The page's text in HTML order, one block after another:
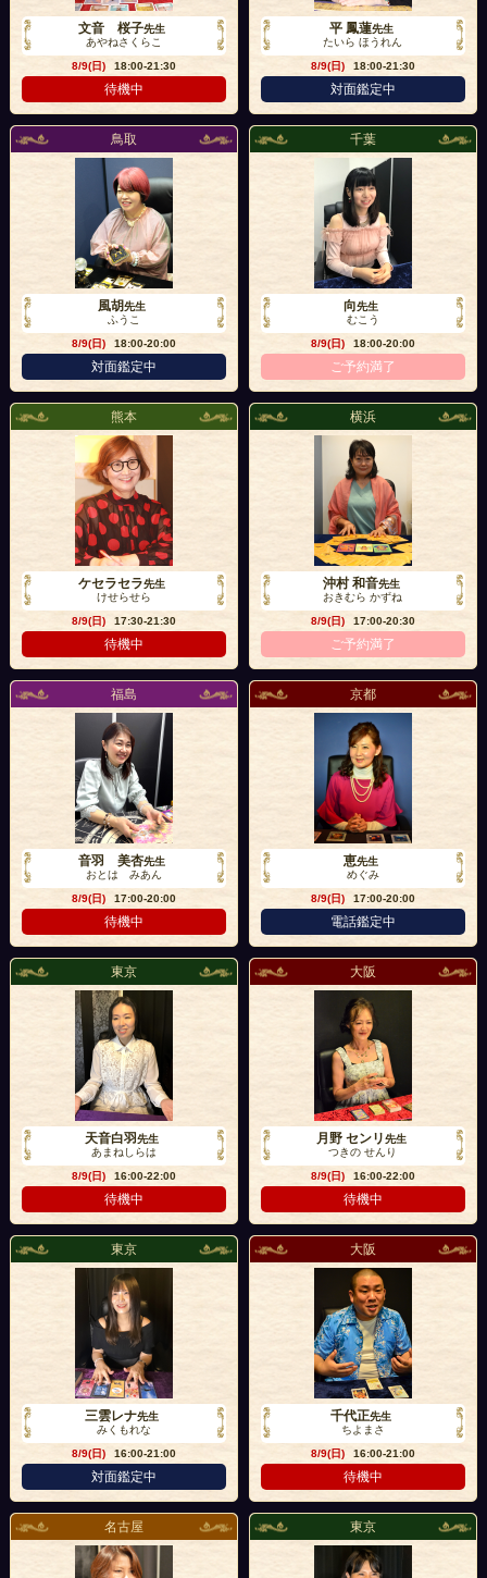
文音 桜子先生
あやねさくらこ
8/9(日)
18:00-21:30
待機中
平 鳳蓮先生
たいら ほうれん
8/9(日)
18:00-21:30
対面鑑定中
鳥取
風胡先生
ふうこ
8/9(日)
18:00-20:00
対面鑑定中
千葉
向先生
むこう
8/9(日)
18:00-20:00
ご予約満了
熊本
ケセラセラ先生
けせらせら
8/9(日)
17:30-21:30
待機中
横浜
沖村 和音先生
おきむら かずね
8/9(日)
17:00-20:30
ご予約満了
福島
音羽 美杏先生
おとは みあん
8/9(日)
17:00-20:00
待機中
京都
恵先生
めぐみ
8/9(日)
17:00-20:00
電話鑑定中
東京
天音白羽先生
あまねしらは
8/9(日)
16:00-22:00
待機中
大阪
月野 センリ先生
つきの せんり
8/9(日)
16:00-22:00
待機中
東京
三雲レナ先生
みくもれな
8/9(日)
16:00-21:00
対面鑑定中
大阪
千代正先生
ちよまさ
8/9(日)
16:00-21:00
待機中
名古屋 東京